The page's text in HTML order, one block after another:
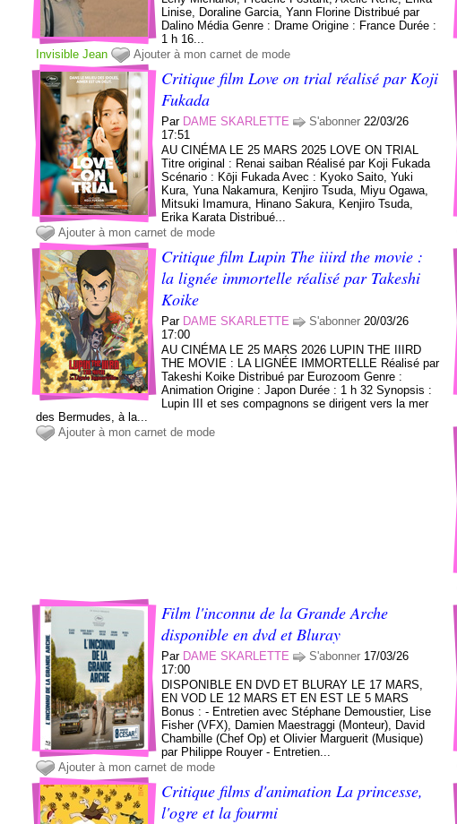
Linise, Doraline Garcia, Yann Florine Distribué par
Dalino Média Genre : Drame Origine : France Durée :
1 h 16...
Invisible Jean Ajouter à mon carnet de mode
Critique film Love on trial réalisé par Koji
Fukada
Par DAME SKARLETTE S'abonner 22/03/26
17:51
AU CINÉMA LE 25 MARS 2025 LOVE ON TRIAL
Titre original : Renai saiban Réalisé par Koji Fukada
Scénario : Kōji Fukada Avec : Kyoko Saito, Yuki
Kura, Yuna Nakamura, Kenjiro Tsuda, Miyu Ogawa,
Mitsuki Imamura, Hinano Sakura, Kenjiro Tsuda,
Erika Karata Distribué...
Ajouter à mon carnet de mode
Critique film Lupin The iiird the movie :
la lignée immortelle réalisé par Takeshi
Koike
Par DAME SKARLETTE S'abonner 20/03/26
17:00
AU CINÉMA LE 25 MARS 2026 LUPIN THE IIIRD
THE MOVIE : LA LIGNÉE IMMORTELLE Réalisé par
Takeshi Koike Distribué par Eurozoom Genre :
Animation Origine : Japon Durée : 1 h 32 Synopsis :
Lupin III et ses compagnons se dirigent vers la mer
des Bermudes, à la...
Ajouter à mon carnet de mode
Film l'inconnu de la Grande Arche
disponible en dvd et Bluray
Par DAME SKARLETTE S'abonner 17/03/26
17:00
DISPONIBLE EN DVD ET BLURAY LE 17 MARS,
EN VOD LE 12 MARS ET EN EST LE 5 MARS
Bonus : - Entretien avec Stéphane Demoustier, Lise
Fisher (VFX), Damien Maestraggi (Monteur), David
Chambille (Chef Op) et Olivier Marguerit (Musique)
par Philippe Rouyer - Entretien...
Ajouter à mon carnet de mode
Critique films d'animation La princesse,
l'ogre et la fourmi